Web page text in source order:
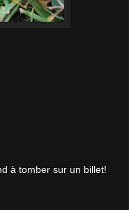
à tomber sur un billet!